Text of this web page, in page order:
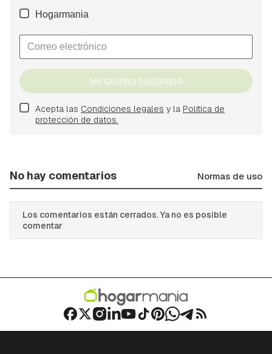
Hogarmania
ME QUIERO SUSCRIBIR
Acepta las Condiciones legales y la Política de
protección de datos.
No hay comentarios Normas de uso
Los comentarios están cerrados. Ya no es posible
comentar